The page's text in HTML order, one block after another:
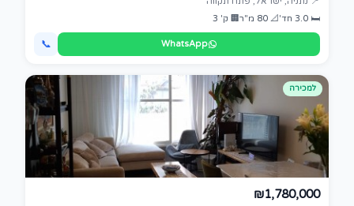
🛏 3.0 חד' 📐 80 מ"ר 🏢 ק' 3
WhatsApp
📞
למכירה
₪1,780,000